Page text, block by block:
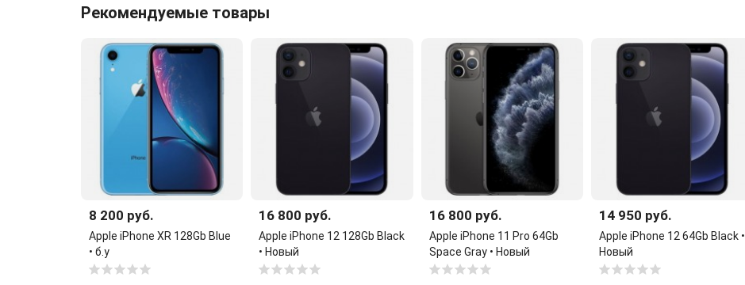
Рекомендуемые товары
8 200 руб.
Apple iPhone XR 128Gb Blue
• б.у
16 800 руб.
Apple iPhone 12 128Gb Black
• Новый
16 800 руб.
Apple iPhone 11 Pro 64Gb
Space Gray • Новый
14 950 руб.
Apple iPhone 12 64Gb Black •
Новый